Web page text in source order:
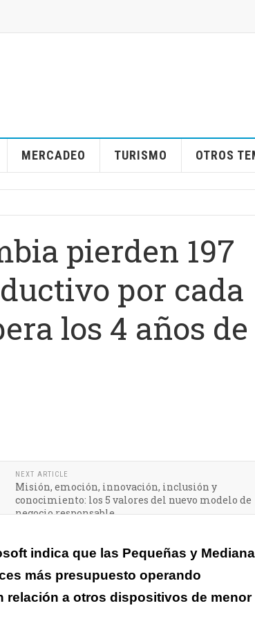
MERCADEO TURISMO OTROS
pierden 197
por cada
los 4 años de
NEXT ARTICLE
Misión, emoción, innovación, inclusión y
conocimiento: los 5 valores del nuevo modelo de
negocio responsable
indica que las Pequeñas y
más presupuesto operando
relación a otros dispositivos de menor